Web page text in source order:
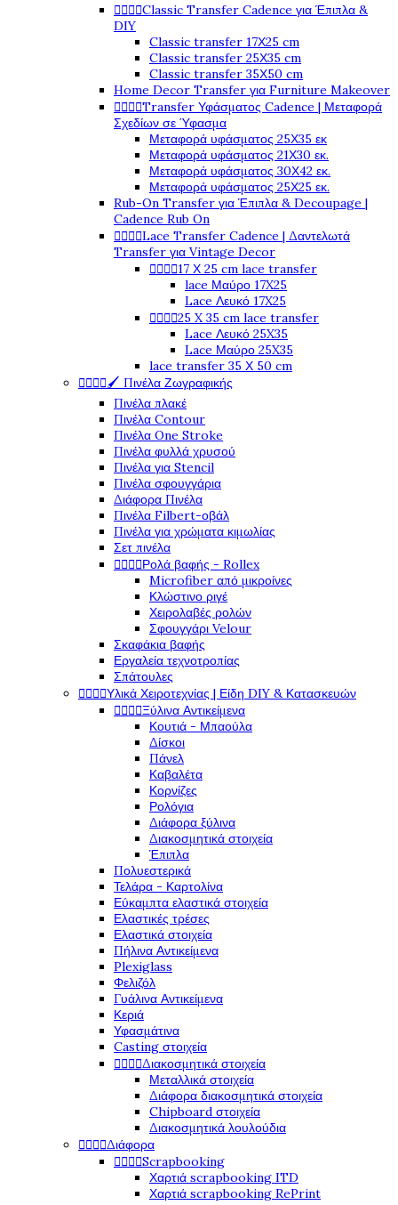
Classic Transfer Cadence για Έπιπλα &
DIY
Classic transfer 17Χ25 cm
Classic transfer 25Χ35 cm
Classic transfer 35Χ50 cm
Home Decor Transfer για Furniture Makeover
Transfer Υφάσματος Cadence | Μεταφορά
Σχεδίων σε Ύφασμα
Μεταφορά υφάσματος 25Χ35 εκ
Μεταφορά υφάσματος 21Χ30 εκ.
Μεταφορά υφάσματος 30Χ42 εκ.
Μεταφορά υφάσματος 25Χ25 εκ.
Rub-On Transfer για Έπιπλα & Decoupage |
Cadence Rub On
Lace Transfer Cadence | Δαντελωτά
Transfer για Vintage Decor
17 Χ 25 cm lace transfer
lace Μαύρο 17X25
Lace Λευκό 17X25
25 X 35 cm lace transfer
Lace Λευκό 25X35
Lace Μαύρο 25X35
lace transfer 35 Χ 50 cm
🖌️ Πινέλα Ζωγραφικής
Πινέλα πλακέ
Πινέλα Contour
Πινέλα One Stroke
Πινέλα φυλλά χρυσού
Πινέλα για Stencil
Πινέλα σφουγγάρια
Διάφορα Πινέλα
Πινέλα Filbert-οβάλ
Πινέλα για χρώματα κιμωλίας
Σετ πινέλα
Ρολά βαφής - Rollex
Microfiber από μικροίνες
Κλώστινο ριγέ
Χειρολαβές ρολών
Σφουγγάρι Velour
Σκαφάκια βαφής
Εργαλεία τεχνοτροπίας
Σπάτουλες
Υλικά Χειροτεχνίας | Είδη DIY & Κατασκευών
Ξύλινα Αντικείμενα
Κουτιά - Μπαούλα
Δίσκοι
Πάνελ
Καβαλέτα
Κορνίζες
Ρολόγια
Διάφορα ξύλινα
Διακοσμητικά στοιχεία
Έπιπλα
Πολυεστερικά
Τελάρα - Καρτολίνα
Εύκαμπτα ελαστικά στοιχεία
Ελαστικές τρέσες
Ελαστικά στοιχεία
Πήλινα Αντικείμενα
Plexiglass
Φελιζόλ
Γυάλινα Αντικείμενα
Κεριά
Υφασμάτινα
Casting στοιχεία
Διακοσμητικά στοιχεία
Μεταλλικά στοιχεία
Διάφορα διακοσμητικά στοιχεία
Chipboard στοιχεία
Διακοσμητικά λουλούδια
Διάφορα
Scrapbooking
Χαρτιά scrapbooking ITD
Χαρτιά scrapbooking RePrint